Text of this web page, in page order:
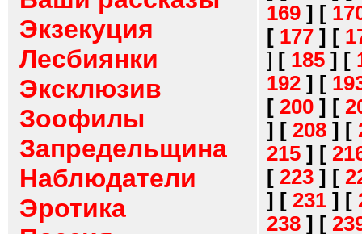
Экзекуция
Лесбиянки
Эксклюзив
Зоофилы
Запредельщина
Наблюдатели
Эротика
169 ] [
[ 177 ] [
] [ 185 ] [
192 ] [
[ 200 ] [
] [ 208 ] [
215 ] [
[ 223 ] [
] [ 231 ] [
238 ] [